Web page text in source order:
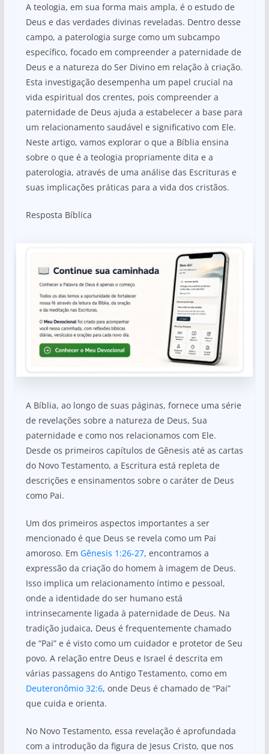
A teologia, em sua forma mais ampla, é o estudo de
Deus e das verdades divinas reveladas. Dentro desse
campo, a paterologia surge como um subcampo
específico, focado em compreender a paternidade de
Deus e a natureza do Ser Divino em relação à criação.
Esta investigação desempenha um papel crucial na
vida espiritual dos crentes, pois compreender a
paternidade de Deus ajuda a estabelecer a base para
um relacionamento saudável e significativo com Ele.
Neste artigo, vamos explorar o que a Bíblia ensina
sobre o que é a teologia propriamente dita e a
paterologia, através de uma análise das Escrituras e
suas implicações práticas para a vida dos cristãos.
Resposta Bíblica
A Bíblia, ao longo de suas páginas, fornece uma série
de revelações sobre a natureza de Deus, Sua
paternidade e como nos relacionamos com Ele.
Desde os primeiros capítulos de Gênesis até as cartas
do Novo Testamento, a Escritura está repleta de
descrições e ensinamentos sobre o caráter de Deus
como Pai.
Um dos primeiros aspectos importantes a ser
mencionado é que Deus se revela como um Pai
amoroso. Em Gênesis 1:26-27, encontramos a
expressão da criação do homem à imagem de Deus.
Isso implica um relacionamento íntimo e pessoal,
onde a identidade do ser humano está
intrinsecamente ligada à paternidade de Deus. Na
tradição judaica, Deus é frequentemente chamado
de “Pai” e é visto como um cuidador e protetor de Seu
povo. A relação entre Deus e Israel é descrita em
várias passagens do Antigo Testamento, como em
Deuteronômio 32:6, onde Deus é chamado de “Pai”
que cuida e orienta.
No Novo Testamento, essa revelação é aprofundada
com a introdução da figura de Jesus Cristo, que nos